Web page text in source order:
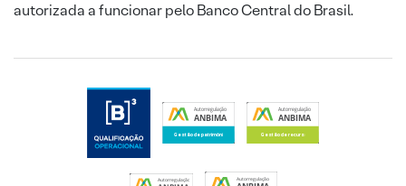
autorizada a funcionar pelo Banco Central do Brasil.